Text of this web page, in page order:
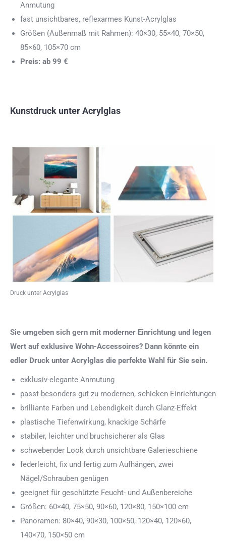
Anmutung
fast unsichtbares, reflexarmes Kunst-Acrylglas
Größen (Außenmaß mit Rahmen): 40×30, 55×40, 70×50,
85×60, 105×70 cm
Preis: ab 99 €
Kunstdruck unter Acrylglas
Druck unter Acrylglas
Sie umgeben sich gern mit moderner Einrichtung und legen
Wert auf exklusive Wohn-Accessoires? Dann könnte ein
edler Druck unter Acrylglas die perfekte Wahl für Sie sein.
exklusiv-elegante Anmutung
passt besonders gut zu modernen, schicken Einrichtungen
brilliante Farben und Lebendigkeit durch Glanz-Effekt
plastische Tiefenwirkung, knackige Schärfe
stabiler, leichter und bruchsicherer als Glas
schwebender Look durch unsichtbare Galerieschiene
federleicht, fix und fertig zum Aufhängen, zwei
Nägel/Schrauben genügen
geeignet für geschützte Feucht- und Außenbereiche
Größen: 60×40, 75×50, 90×60, 120×80, 150×100 cm
Panoramen: 80×40, 90×30, 100×50, 120×40, 120×60,
140×70, 150×50 cm